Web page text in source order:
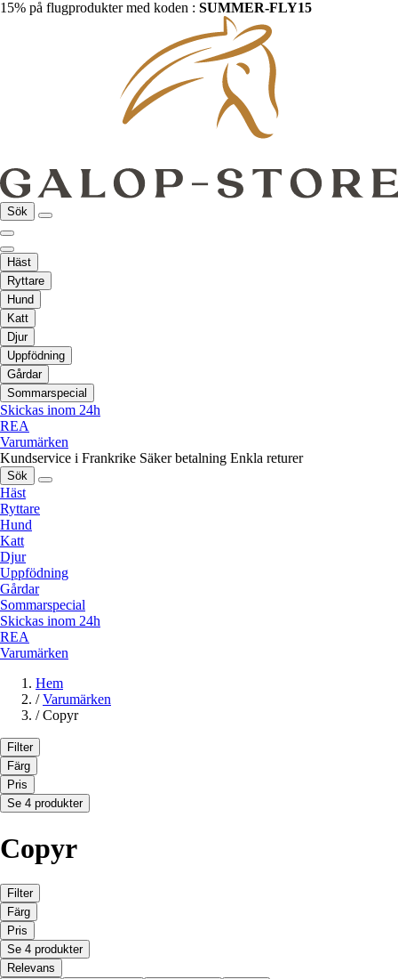
15% på flugprodukter med koden : SUMMER-FLY15
Sök
Häst
Ryttare
Hund
Katt
Djur
Uppfödning
Gårdar
Sommarspecial
Skickas inom 24h
REA
Varumärken
Kundservice i Frankrike Säker betalning Enkla returer
Sök
Häst
Ryttare
Hund
Katt
Djur
Uppfödning
Gårdar
Sommarspecial
Skickas inom 24h
REA
Varumärken
Hem
/ Varumärken
/ Copyr
Filter
Färg
Pris
Se 4 produkter
Copyr
Filter
Färg
Pris
Se 4 produkter
Relevans